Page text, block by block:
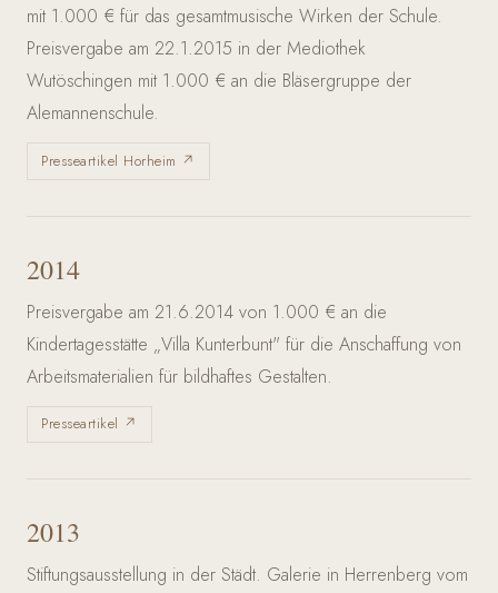
mit 1.000 € für das gesamtmusische Wirken der Schule.
Preisvergabe am 22.1.2015 in der Mediothek
Wutöschingen mit 1.000 € an die Bläsergruppe der
Alemannenschule.
Presseartikel Horheim ↗
2014
Preisvergabe am 21.6.2014 von 1.000 € an die
Kindertagesstätte „Villa Kunterbunt" für die Anschaffung von
Arbeitsmaterialien für bildhaftes Gestalten.
Presseartikel ↗
2013
Stiftungsausstellung in der Städt. Galerie in Herrenberg vom